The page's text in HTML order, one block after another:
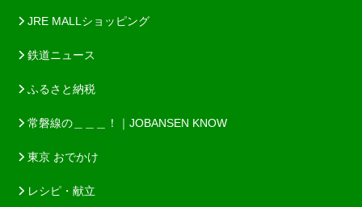
JRE MALLショッピング
鉄道ニュース
ふるさと納税
常磐線の＿＿＿！｜JOBANSEN KNOW
東京 おでかけ
レシピ・献立